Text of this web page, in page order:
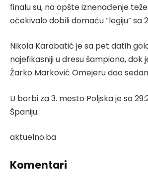
finalu su, na opšte iznenađenje
očekivalo dobili domaću “legiju” sa
Nikola Karabatić je sa pet datih
najefikasniji u dresu šampiona, dok
Žarko Marković Omejeru dao
U borbi za 3. mesto Poljska je sa
Španiju.
aktuelno.ba
Komentari